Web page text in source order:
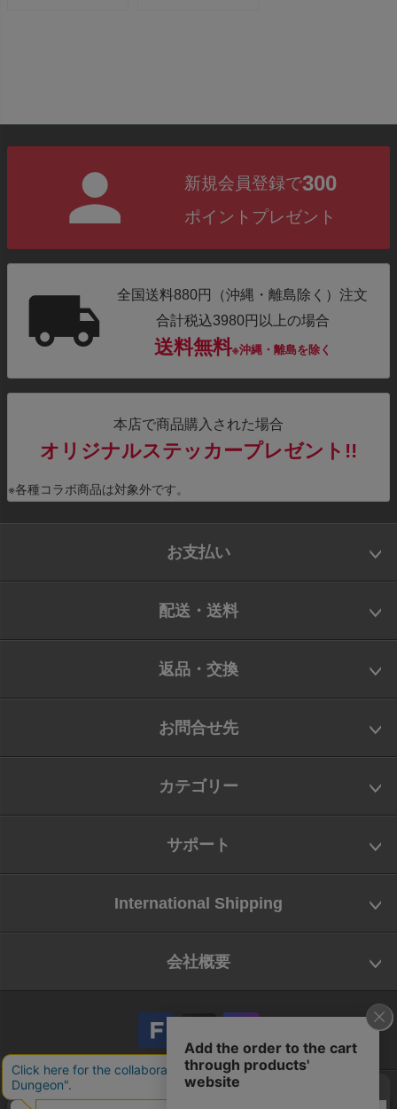
新規会員登録で300
ポイントプレゼント
全国送料880円（沖縄・離島除く）注文
合計税込3980円以上の場合
送料無料※沖縄・離島を除く
本店で商品購入された場合
オリジナルステッカープレゼント!!
※各種コラボ商品は対象外です。
お支払い
配送・送料
返品・交換
お問合せ先
カテゴリー
サポート
International Shipping
会社概要
会社概要